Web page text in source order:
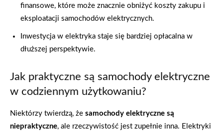
finansowe, które może znacznie obniżyć koszty zakupu i
eksploatacji samochodów elektrycznych.
Inwestycja w elektryka staje się bardziej opłacalna w
dłuższej perspektywie.
Jak praktyczne są samochody elektryczne
w codziennym użytkowaniu?
Niektórzy twierdzą, że samochody elektryczne są
niepraktyczne, ale rzeczywistość jest zupełnie inna. Elektryki